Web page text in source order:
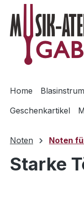
Hauptinhalt
Zur Suche springen
Zur
Home
Geschenkartikel
Noten Noten
Starke
Bildergalerie